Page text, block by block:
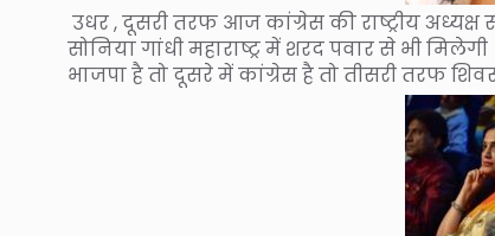
उधर , दूसरी तरफ आज कांग्रेस की राष्ट्रीय अध्यक्ष
सोनिया गांधी महाराष्ट्र में शरद पवार से भी
भाजपा है तो दूसरे में कांग्रेस है तो तीसरी तरफ